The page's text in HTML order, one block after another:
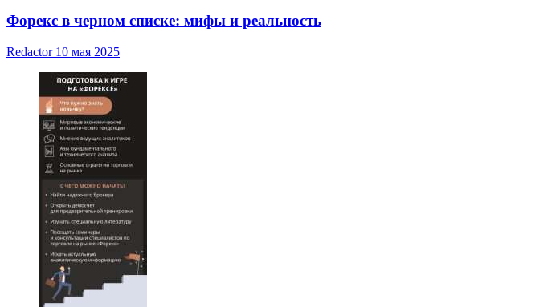
Форекс в черном списке: мифы и реальность
Redactor 10 мая 2025